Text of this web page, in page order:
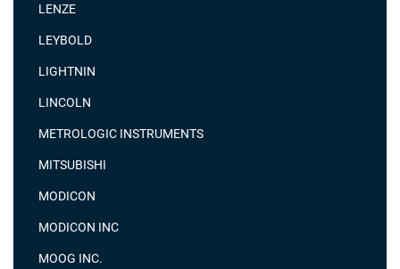
LENZE
LEYBOLD
LIGHTNIN
LINCOLN
METROLOGIC INSTRUMENTS
MITSUBISHI
MODICON
MODICON INC
MOOG INC.